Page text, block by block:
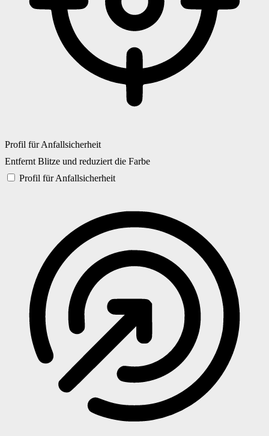
Profil für Anfallsicherheit
Entfernt Blitze und reduziert die Farbe
Profil für Anfallsicherheit